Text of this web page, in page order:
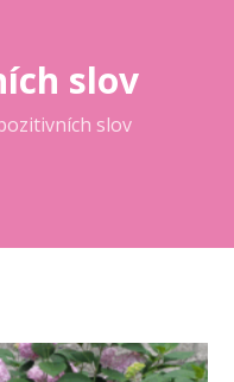
slov
slov